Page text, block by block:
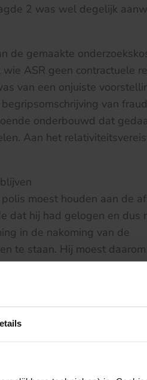
2 was wel degelijk
de gemaakte
ASR geen contractuele
van een onjuiste
van
onderbouwd dat
Aan het
moest houden aan de
dat hij had gelogen en dus
in de nakoming van de
te staan. Hij moest
vaststelling van
van I-TEK, omdat op
was genoteerd. Voor